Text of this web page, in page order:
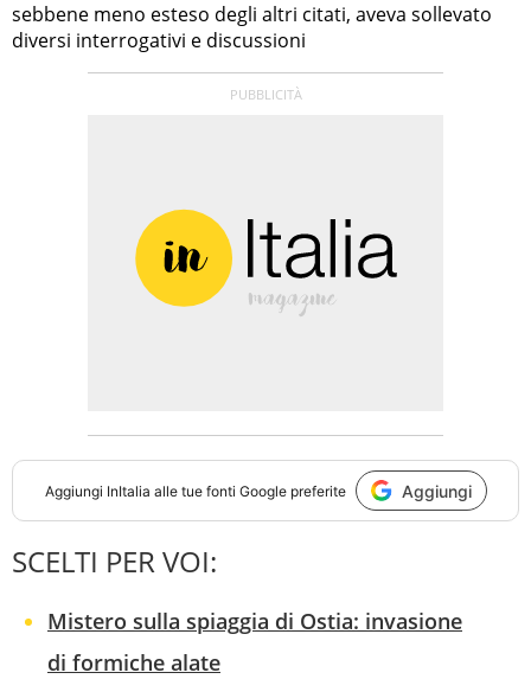
sebbene meno esteso degli altri citati, aveva sollevato
diversi interrogativi e discussioni
Aggiungi InItalia alle tue fonti Google preferite Aggiungi
SCELTI PER VOI:
Mistero sulla spiaggia di Ostia: invasione
di formiche alate